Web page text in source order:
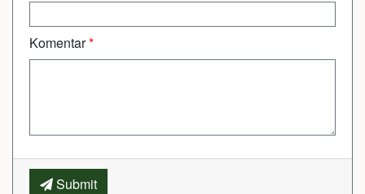
Komentar*
Submit